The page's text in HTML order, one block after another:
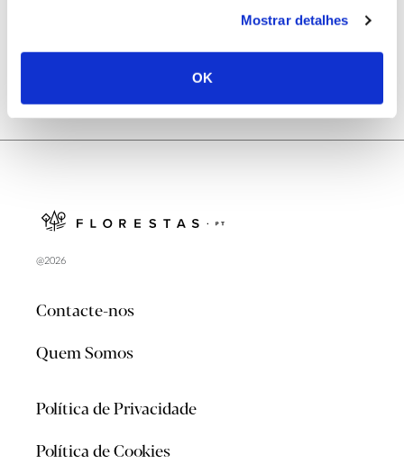
Mostrar detalhes
OK
@2026
Contacte-nos
Quem Somos
Política de Privacidade
Política de Cookies